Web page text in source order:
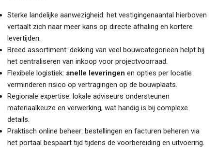
Sterke landelijke aanwezigheid: het vestigingenaantal hierboven
vertaalt zich naar meer kans op directe afhaling en kortere
levertijden.
Breed assortiment: dekking van veel bouwcategorieën helpt bij
het centraliseren van inkoop voor projectvoorraad.
Flexibele logistiek: snelle leveringen en opties per locatie
verminderen risico op vertragingen op de bouwplaats.
Regionale expertise: lokale adviseurs ondersteunen
materiaalkeuze en verwerking, wat handig is bij complexe
details.
Praktisch online beheer: bestellingen en facturen beheren via
het portaal bespaart tijd tijdens de voorbereiding en uitvoering.